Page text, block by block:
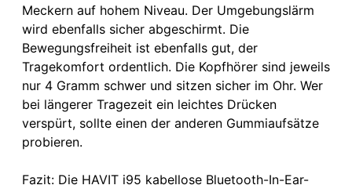
Meckern auf hohem Niveau. Der Umgebungslärm
wird ebenfalls sicher abgeschirmt. Die
Bewegungsfreiheit ist ebenfalls gut, der
Tragekomfort ordentlich. Die Kopfhörer sind jeweils
nur 4 Gramm schwer und sitzen sicher im Ohr. Wer
bei längerer Tragezeit ein leichtes Drücken
verspürt, sollte einen der anderen Gummiaufsätze
probieren.
Fazit: Die HAVIT i95 kabellose Bluetooth-In-Ear-